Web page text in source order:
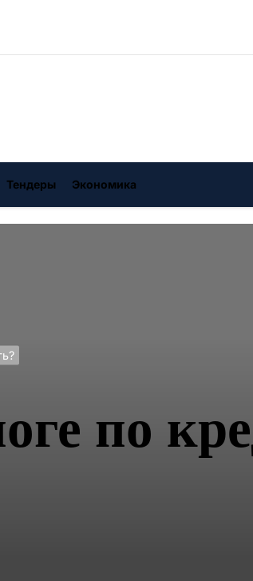
Тендеры Экономика
по